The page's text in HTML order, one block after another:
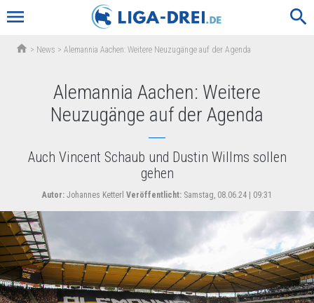
menu search
home > News >Alemannia Aachen: Weitere Neuzugänge auf der Agenda
Alemannia Aachen: Weitere
Neuzugänge auf der Agenda
Auch Vincent Schaub und Dustin Willms sollen
gehen
Autor: Johannes Ketterl Veröffentlicht: Samstag, 08.06.24 | 09:31